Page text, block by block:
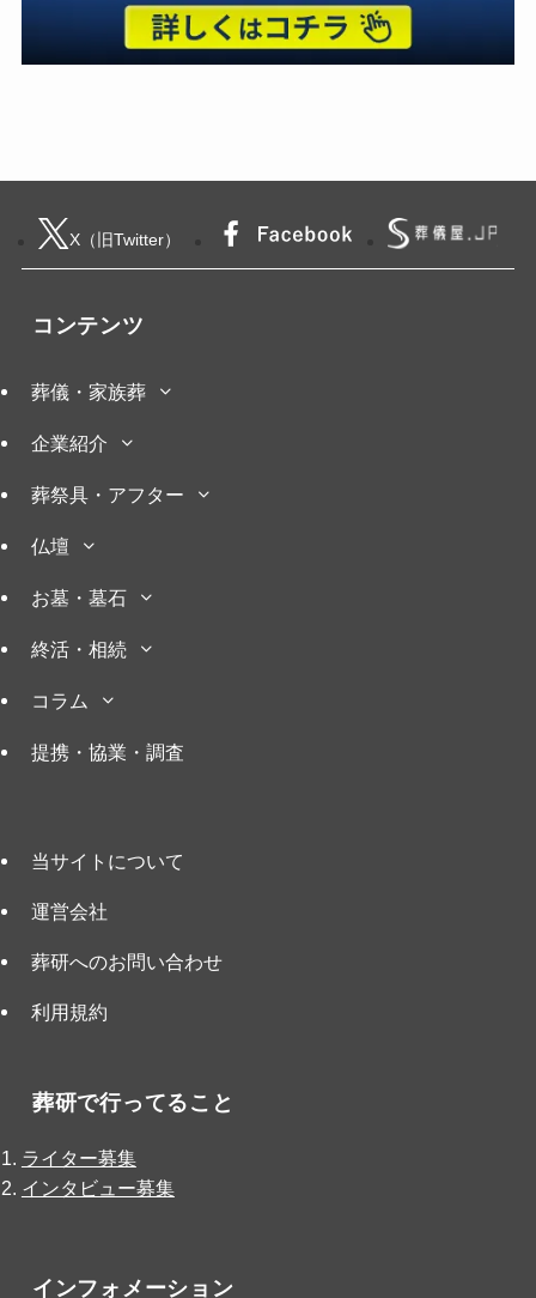
X（旧Twitter）
コンテンツ
葬儀・家族葬
企業紹介
葬祭具・アフター
仏壇
お墓・墓石
終活・相続
コラム
提携・協業・調査
当サイトについて
運営会社
葬研へのお問い合わせ
利用規約
葬研で行ってること
ライター募集
インタビュー募集
インフォメーション